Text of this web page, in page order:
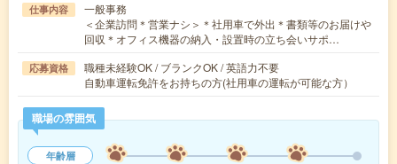
仕事内容
一般事務
＜企業訪問＊営業ナシ＞＊社用車で外出＊書類等のお届けや
回収＊オフィス機器の納入・設置時の立ち会いサポ…
応募資格
職種未経験OK / ブランクOK / 英語力不要
自動車運転免許をお持ちの方(社用車の運転が可能な方）
職場の雰囲気
年齢層